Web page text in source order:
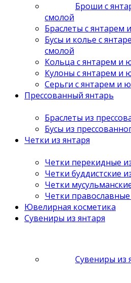
Броши с
смолой
Браслеты с янтарем
Бусы и колье с
смолой
Кольца с янтарем и
Кулоны с янтарем и
Серьги с янтарем и
Прессованный янтарь
Браслеты из
Бусы из
Четки из янтаря
Четки перекидные
Четки буддистские
Четки
Четки православные
Ювелирная косметика
Сувениры из янтаря
Сувениры из